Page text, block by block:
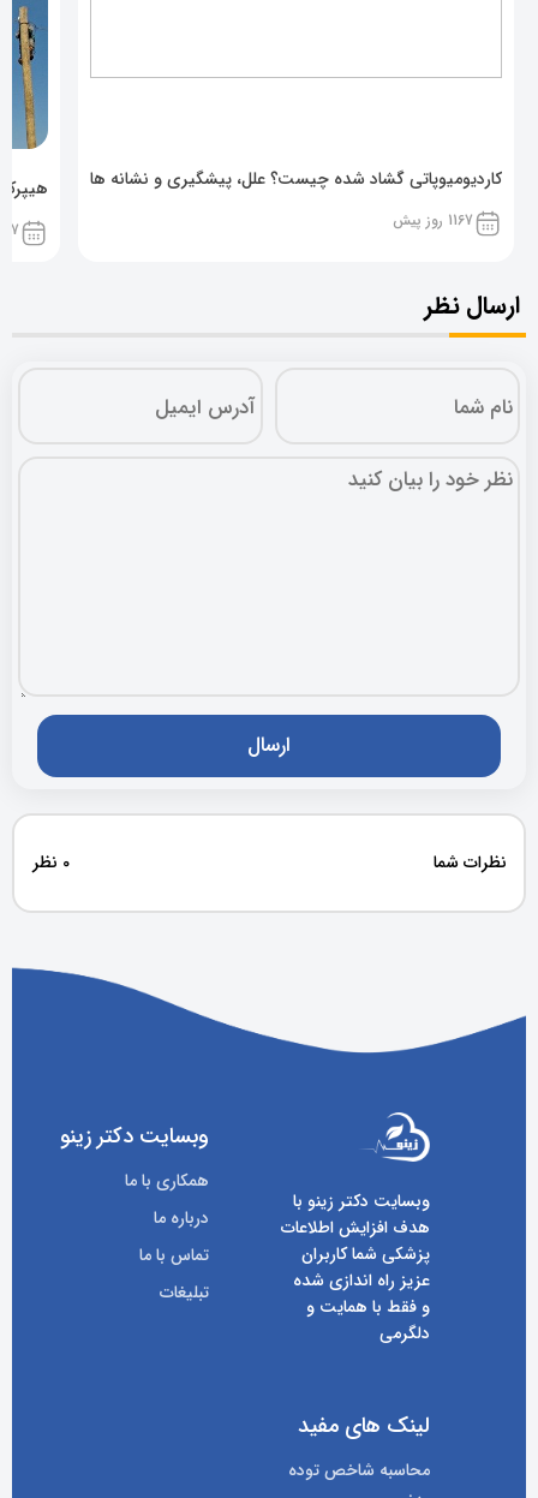
کاردیومیوپاتی گشاد شده چیست؟ علل، پیشگیری و نشانه ها
1167 روز پیش 1167
ارسال نظر
نظرات شما 0 نظر
وبسایت دکتر زینو با
هدف افزایش اطلاعات
پزشکی شما کاربران
عزیز راه اندازی شده
و فقط با همایت و
دلگرمی
وبسایت دکتر زینو
همکاری با ما
درباره ما
تماس با ما
تبلیغات
لینک های مفید
محاسبه شاخص توده